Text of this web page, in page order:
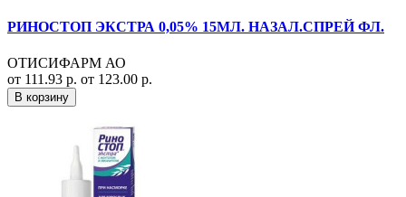
РИНОСТОП ЭКСТРА 0,05% 15МЛ. НАЗАЛ.СПРЕЙ ФЛ.
ОТИСИФАРМ АО
от 111.93 р. от 123.00 р.
В корзину